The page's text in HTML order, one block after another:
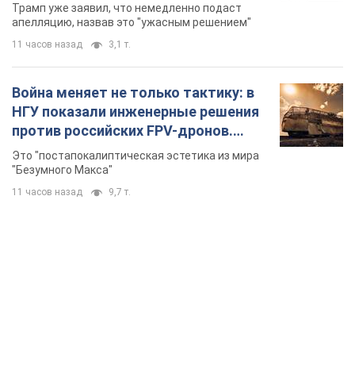
долларов
Трамп уже заявил, что немедленно подаст
апелляцию, назвав это "ужасным решением"
11 часов назад 3,1 т.
Война меняет не только тактику: в
НГУ показали инженерные решения
против российских FPV-дронов.
Фото
Это "постапокалиптическая эстетика из мира
"Безумного Макса"
11 часов назад 9,7 т.